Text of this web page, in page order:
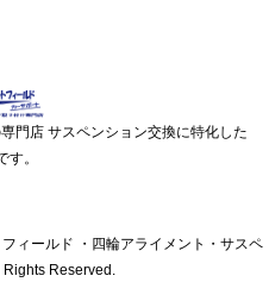
門店 サスペンション交換に特化した
す。
ィールド ・四輪アライメント・サスペ
Rights Reserved.